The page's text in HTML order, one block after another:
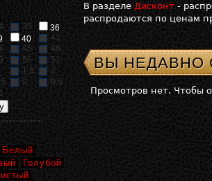
В разделе Дисконт-
распродаются по ценам
ВЫ НЕДАВНО
Просмотров нет. Чтобы
35
36
40
41
45
46
50
51
1,5
2
9
9,5
Белый
Голубой